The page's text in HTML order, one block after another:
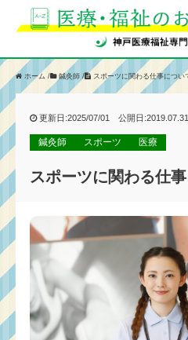
ホーム / 鍼灸師 / スポーツに関わる仕事につい
更新日:2025/07/01 公開日:2019.07.31
鍼灸師 スポーツ 医療
スポーツに関わる仕